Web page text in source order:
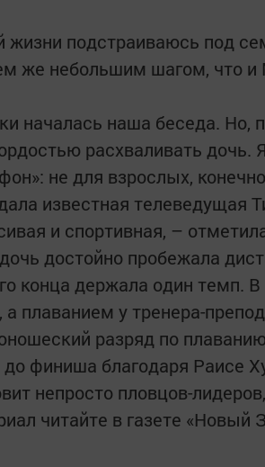
жизни подстраиваюсь под
же небольшим шагом, что и
началась наша беседа. Но,
расхваливать дочь.
не для взрослых,
известная телеведущая
и спортивная, –
достойно пробежала
конца держала один темп.
а плаванием у тренера-
разряд по
финиша благодаря Раисе
непросто пловцов-
читайте в газете «Новый